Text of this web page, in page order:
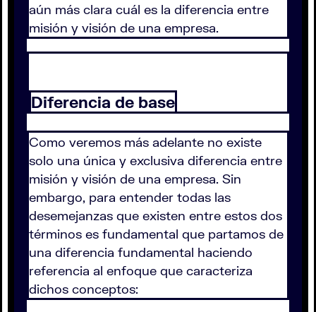
aún más clara cuál es la diferencia entre
misión y visión de una empresa.
Diferencia de base
Como veremos más adelante no existe
solo una única y exclusiva diferencia entre
misión y visión de una empresa. Sin
embargo, para entender todas las
desemejanzas que existen entre estos dos
términos es fundamental que partamos de
una diferencia fundamental haciendo
referencia al enfoque que caracteriza
dichos conceptos: